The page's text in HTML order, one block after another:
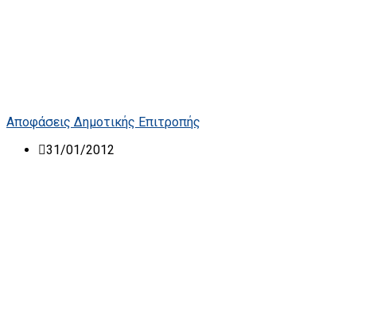
Αποφάσεις Δημοτικής Επιτροπής
31/01/2012